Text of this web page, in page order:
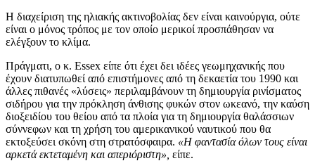
Η διαχείριση της ηλιακής ακτινοβολίας δεν είναι καινούργια, ούτε
είναι ο μόνος τρόπος με τον οποίο μερικοί προσπάθησαν να
ελέγξουν το κλίμα.
Πράγματι, ο κ. Essex είπε ότι έχει δει ιδέες γεωμηχανικής που
έχουν διατυπωθεί από επιστήμονες από τη δεκαετία του 1990 και
άλλες πιθανές «λύσεις» περιλαμβάνουν τη δημιουργία ρινίσματος
σιδήρου για την πρόκληση άνθισης φυκών στον ωκεανό, την καύση
διοξειδίου του θείου από τα πλοία για τη δημιουργία θαλάσσιων
σύννεφων και τη χρήση του αμερικανικού ναυτικού που θα
εκτοξεύσει σκόνη στη στρατόσφαιρα. «Η φαντασία όλων τους είναι
αρκετά εκτεταμένη και απεριόριστη», είπε.